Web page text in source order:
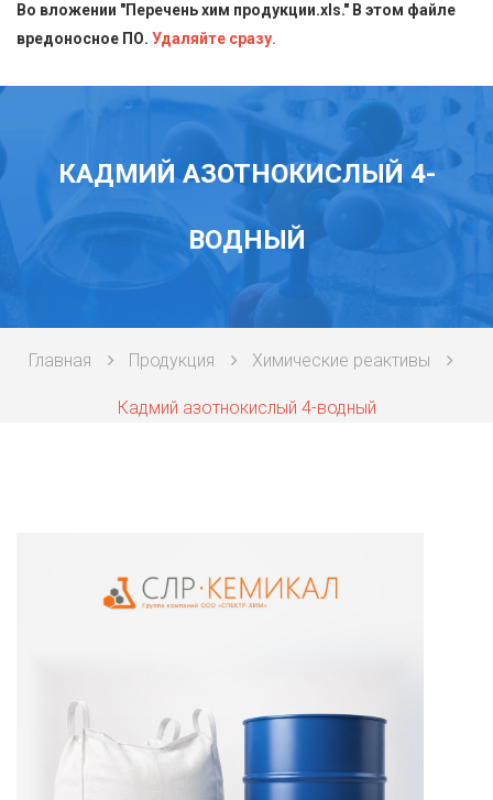
Блескообразующие добавки
Индикаторы
Стандарт-титры
Фармацевтическая химия и пищевые добавки
СТАТЬИ
Во вложении "Перечень хим продукции.xls." В этом файле
вредоносное ПО. Удаляйте сразу.
КАДМИЙ АЗОТНОКИСЛЫЙ 4-
ВОДНЫЙ
Главная Продукция Химические реактивы
Кадмий азотнокислый 4-водный